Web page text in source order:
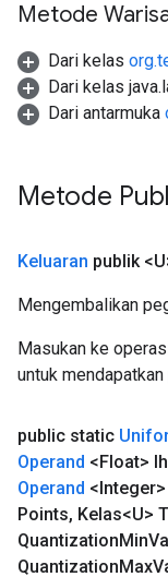
Metode
Dari kelas
Dari kelas
Dari antarmuka
Metode
Keluaran publik
Mengembalikan
Masukan ke
untuk
public static
Operand <Float>
Operand
Points, Kelas<U>
QuantizationMin
QuantizationMax